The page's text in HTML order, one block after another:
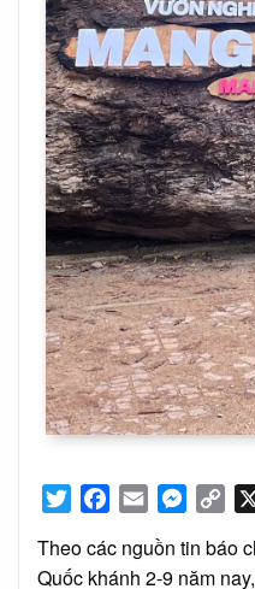
TwitterFacebook
Email
Theo các nguồn tin báo
Quốc khánh 2-9 năm